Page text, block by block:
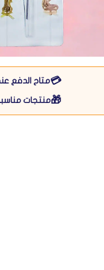
💳متاح الدفع
🎁منتجات